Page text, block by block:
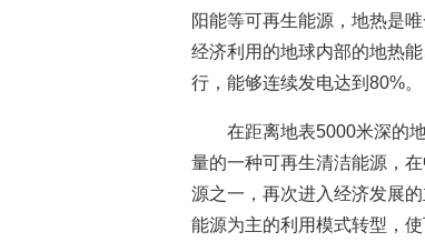
阳能等可再生能源，地热是
经济利用的地球内部的地热
行，能够连续发电达到80%。
在距离地表5000米深的
量的一种可再生清洁能源，
源之一，再次进入经济发展
能源为主的利用模式转型，